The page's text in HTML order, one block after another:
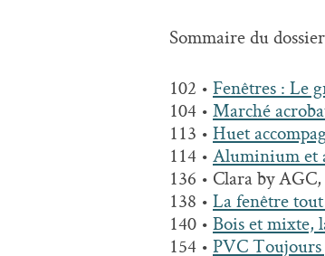
Sommaire du
102 • Fenêtres : Le
104 • Marché
113 • Huet
114 • Aluminium et
136 • Clara by
138 • La fenêtre
140 • Bois et mixte,
154 • PVC Toujours